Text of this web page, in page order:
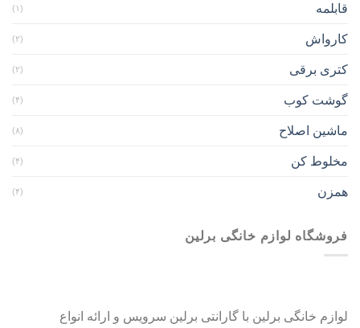
قابلمه (۱)
کارواش (۲)
کتری برقی (۲)
گوشت کوب (۴)
ماشین اصلاح (۸)
مخلوط کن (۴)
همزن (۴)
فروشگاه لوازم خانگی برلین
لوازم خانگی برلین با گارانتی برلین سرویس و ارائه انواع